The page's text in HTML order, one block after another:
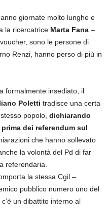
giornate molto lunghe e
la ricercatrice Marta Fana –
sono le persone di
Renzi, hanno perso di più in
formalmente insediato, il
Poletti tradisce una certa
popolo, dichiarando
dei referendum sul
che hanno sollevato
la volontà del Pd di far
referendaria.
la stessa Cgil –
pubblico numero uno del
un dibattito interno al